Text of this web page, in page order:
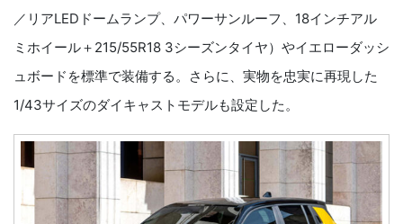
／リアLEDドームランプ、パワーサンルーフ、18インチアル
ミホイール＋215/55R18 3シーズンタイヤ）やイエローダッシ
ュボードを標準で装備する。さらに、実物を忠実に再現した
1/43サイズのダイキャストモデルも設定した。